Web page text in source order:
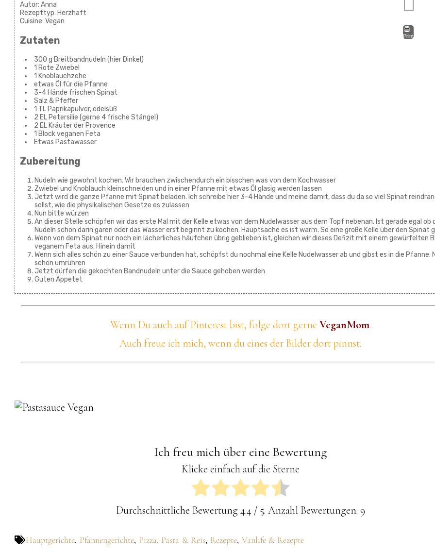
Print
Autor: Anna
Rezepttyp: Herzhaft
Cuisine: Vegan
Zutaten
300 g Breitbandnudeln (hier Dinkel)
1 Rote Zwiebel
1 Knoblauchzehe
etwas Öl für die Pfanne
3-4 Hände frischen Spinat
Salz & Pfeffer
1 TL Paprikapulver, edelsüß
2 EL Petersilie (gerne 4 frische Stängel)
2 EL Kräuter der Provence
1 Block veganen Feta
Etwas Pastawasser
Zubereitung
Nudeln wie gewohnt kochen. Wir brauchen zwischendurch ein bisschen was von dem Kochwasser
Zwiebel und Knoblauch kleinschneiden und in einer Pfanne mit etwas Öl glasig werden lassen
Jetzt wird die ganze Pfanne mit Spinat beladen. Ich schreibe hier 3-4 Hände und meine damit, dass du da so viel Spinat
sollst, wie die physikalischen Gesetze es zulassen
Nun bitte würzen
An dieser Stelle schöpfen wir das erste Mal mit der Kelle etwas von dem Nudelwasser aus dem Topf nebenan. Ist gerade egal ob
Nudeln schon darin garen oder das Wasser erst beginnt zu kochen. Hauptsache es ist warm. So eine große Kelle über den Spinat
Wenn von dem Spinat nur noch ein lächerliches häufchen übrig geblieben ist, gleichen wir dieses Defizit mit einem gewürfelten
veganem Feta aus. Hinein damit
Wenn sich alles schön zu einer Sauce verbunden hat, schöpfst du nochmal eine Kelle Nudelwasser ab und gibst es in die Pfanne.
schön umrühren
Jetzt dürfen die gekochten Bandnudeln unter die Sauce gehoben werden
Guten Appetet
Wenn Du auch auf Pinterest bist, folge dort gerne VeganMom.
Auch freue ich mich, wenn du eines der Bilder dort pinnst.
Ich freu mich über eine Bewertung
Klicke einfach auf die Sterne
Durchschnittliche Bewertung 4.4 / 5. Anzahl Bewertungen: 9
Hauptgerichte, Pfannengerichte, Pizza, Pasta & Reis, Rezepte, Vanlife & Rezepte